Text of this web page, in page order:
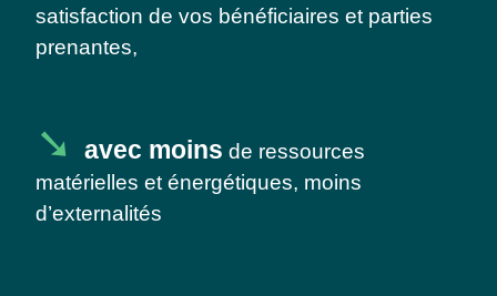
satisfaction de vos bénéficiaires et parties
prenantes,
avec moins de ressources
matérielles et énergétiques, moins
d’externalités